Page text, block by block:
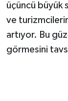
üçüncü büyük
ve
artıyor. Bu
görmesini